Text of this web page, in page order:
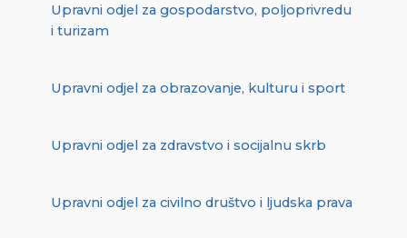
Upravni odjel za gospodarstvo, poljoprivredu
i turizam
Upravni odjel za obrazovanje, kulturu i sport
Upravni odjel za zdravstvo i socijalnu skrb
Upravni odjel za civilno društvo i ljudska prava